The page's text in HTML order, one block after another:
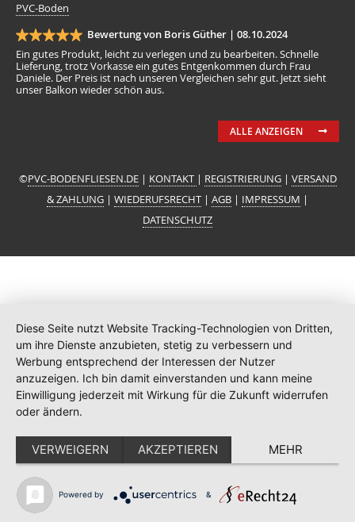
PVC-Boden
Bewertung von Boris Güther | 08.10.2024
Ein gutes Produkt, leicht zu verlegen und zu bearbeiten. Schnelle
Lieferung, trotz Vorkasse ein gutes Entgenkommen durch Frau
Daniele. Der Preis ist nach unseren Vergleichen sehr gut. Jetzt sieht
unser Balkon wieder schön aus.
ALLE ANZEIGEN
©PVC-BODENFLIESEN.DE| KONTAKT | REGISTRIERUNG| VERSAND
& ZAHLUNG | WIEDERUFSRECHT | AGB | IMPRESSUM |
DATENSCHUTZ
Diese Seite nutzt Website Tracking-Technologien von Dritten,
um ihre Dienste anzubieten, stetig zu verbessern und
Werbung entsprechend der Interessen der Nutzer
anzuzeigen. Ich bin damit einverstanden und kann meine
Einwilligung jederzeit mit Wirkung für die Zukunft widerrufen
oder ändern.
VERWEIGERN AKZEPTIEREN MEHR
Powered by &